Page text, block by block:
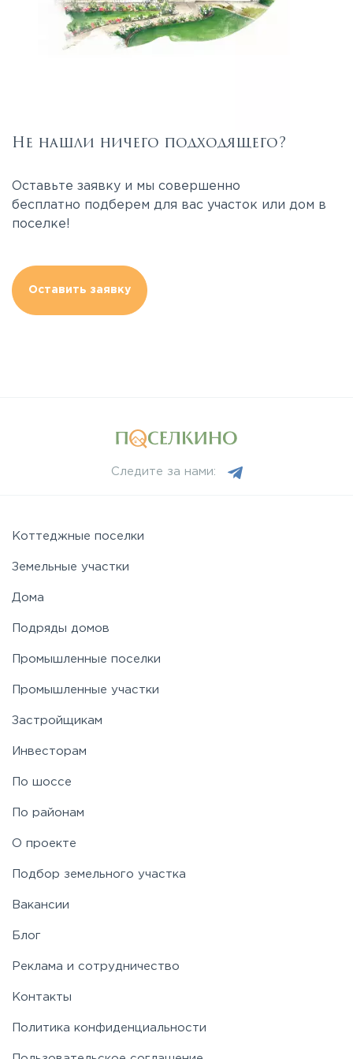
Не нашли ничего подходящего?
Оставьте заявку и мы совершенно
бесплатно подберем для вас участок или дом в
поселке!
Оставить заявку
Следите за нами:
Коттеджные поселки
Земельные участки
Дома
Подряды домов
Промышленные поселки
Промышленные участки
Застройщикам
Инвесторам
По шоссе
По районам
О проекте
Подбор земельного участка
Вакансии
Блог
Реклама и сотрудничество
Контакты
Политика конфиденциальности